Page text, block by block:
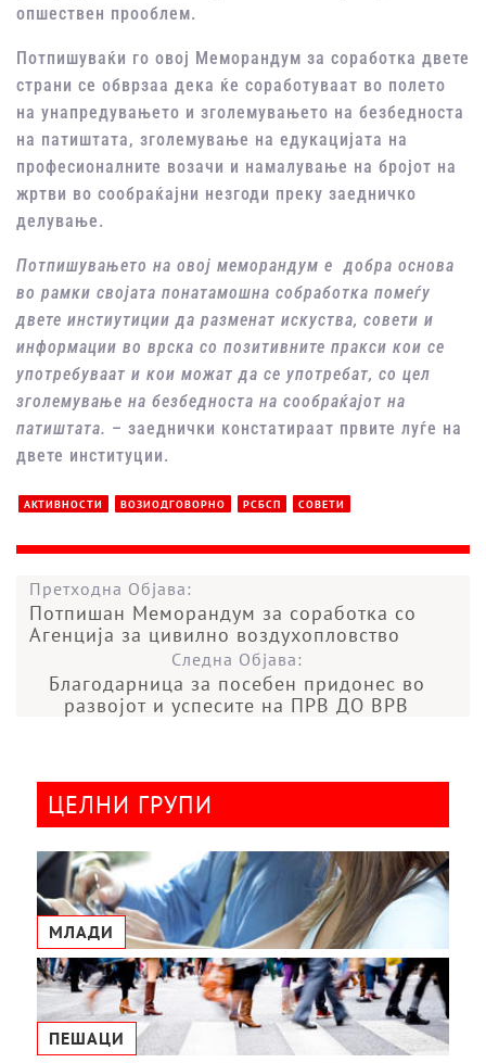
опшествен прооблем.
Потпишуваќи го овој Меморандум за соработка двете
страни се обврзаа дека ќе соработуваат во полето
на унапредувањето и зголемувањето на безбедноста
на патиштата, зголемување на едукацијата на
професионалните возачи и намалување на бројот на
жртви во сообраќајни незгоди преку заедничко
делување.
Потпишувањето на овој меморандум е добра основа
во рамки својата понатамошна собработка помеѓу
двете инстиутиции да разменат искуства, совети и
информации во врска со позитивните пракси кои се
употребуваат и кои можат да се употребат, со цел
зголемување на безбедноста на сообраќајот на
патиштата. – заеднички констатираат првите луѓе на
двете институции.
АКТИВНОСТИ ВОЗИОДГОВОРНО РСБСП СОВЕТИ
Претходна Објава:
Потпишан Меморандум за соработка со
Агенција за цивилно воздухопловство
Следна Објава:
Благодарница за посебен придонес во
развојот и успесите на ПРВ ДО ВРВ
ЦЕЛНИ ГРУПИ
МЛАДИ
ПЕШАЦИ